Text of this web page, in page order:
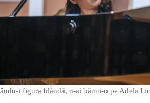
i figura blândă, n-ai bănui-o pe Adela